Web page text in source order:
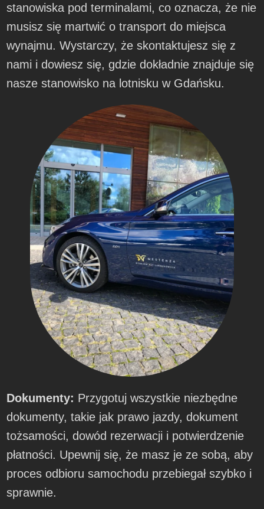
stanowiska pod terminalami, co oznacza, że nie
musisz się martwić o transport do miejsca
wynajmu. Wystarczy, że skontaktujesz się z
nami i dowiesz się, gdzie dokładnie znajduje się
nasze stanowisko na lotnisku w Gdańsku.
Dokumenty: Przygotuj wszystkie niezbędne
dokumenty, takie jak prawo jazdy, dokument
tożsamości, dowód rezerwacji i potwierdzenie
płatności. Upewnij się, że masz je ze sobą, aby
proces odbioru samochodu przebiegał szybko i
sprawnie.